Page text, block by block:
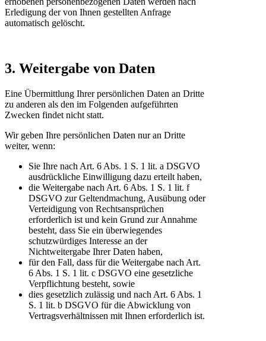
Erledigung der von Ihnen gestellten Anfrage
automatisch gelöscht.
3. Weitergabe von Daten
Eine Übermittlung Ihrer persönlichen Daten an Dritte
zu anderen als den im Folgenden aufgeführten
Zwecken findet nicht statt.
Wir geben Ihre persönlichen Daten nur an Dritte
weiter, wenn:
Sie Ihre nach Art. 6 Abs. 1 S. 1 lit. a DSGVO
ausdrückliche Einwilligung dazu erteilt haben,
die Weitergabe nach Art. 6 Abs. 1 S. 1 lit. f
DSGVO zur Geltendmachung, Ausübung oder
Verteidigung von Rechtsansprüchen
erforderlich ist und kein Grund zur Annahme
besteht, dass Sie ein überwiegendes
schutzwürdiges Interesse an der
Nichtweitergabe Ihrer Daten haben,
für den Fall, dass für die Weitergabe nach Art.
6 Abs. 1 S. 1 lit. c DSGVO eine gesetzliche
Verpflichtung besteht, sowie
dies gesetzlich zulässig und nach Art. 6 Abs. 1
S. 1 lit. b DSGVO für die Abwicklung von
Vertragsverhältnissen mit Ihnen erforderlich ist.